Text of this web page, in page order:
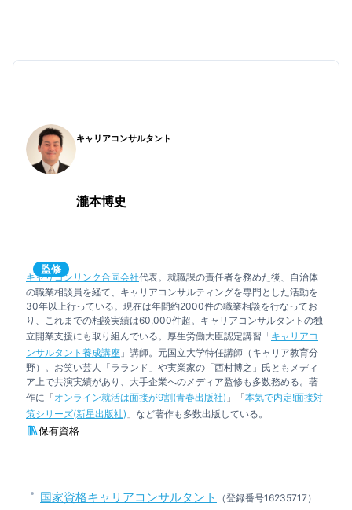
に相談してみませんか？
監修
キャリアコンサルタント
瀧本博史
キャリコンリンク合同会社代表。就職課の責任者を務めた後、自治体
の職業相談員を経て、キャリアコンサルティングを専門とした活動を
30年以上行っている。現在は年間約2000件の職業相談を行なってお
り、これまでの相談実績は60,000件超。キャリアコンサルタントの独
立開業支援にも取り組んでいる。厚生労働大臣認定講習「キャリアコ
ンサルタント養成講座 」講師。元国立大学特任講師（キャリア教育分
野）。お笑い芸人「ラランド」や実業家の「西村博之」氏ともメディ
ア上で共演実績があり、大手企業へのメディア監修も多数務める。著
作に「オンライン就活は面接が9割(青春出版社) 」「本気で内定!面接対
策シリーズ(新星出版社) 」など著作も多数出版している。
保有資格
国家資格キャリアコンサルタント （登録番号16235717）